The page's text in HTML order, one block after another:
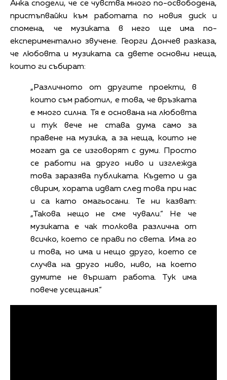
Анка сподели, че се чувства много по-освободена,
пристъпвайки към работата по новия диск и
спомена, че музиката в него ще има по-
експериментално звучене. Георги Дончев разказа,
че любовта и музиката са двете основни неща,
които ги събират:
„Различното от другите проекти, в
които съм работил, е това, че връзката
е много силна. Тя е основана на любовта
и тук вече не става дума само за
правене на музика, а за неща, които не
могат да се изговорят с думи. Просто
се работи на друго ниво и изглежда
това заразява публиката. Където и да
свирим, хората идват след това при нас
и са като омагьосани. Те ни казват:
„Такова нещо не сме чували.“ Не че
музиката е чак толкова различна от
всичко, което се прави по света. Има го
и това, но има и нещо друго, което се
случва на друго ниво, ниво, на което
думите не вършат работа. Тук има
повече усещания.“